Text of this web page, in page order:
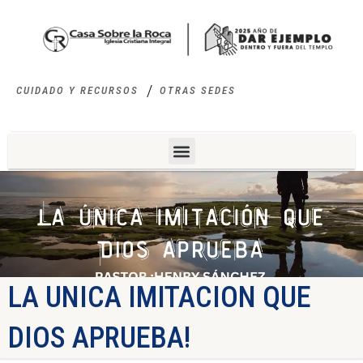
CUIDADO Y RECURSOS OTRAS SEDES
LA UNICA IMITACION QUE
DIOS APRUEBA!